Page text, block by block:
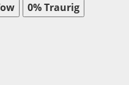
0%Traurig